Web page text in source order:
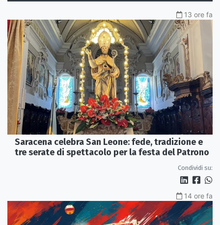
13 ore fa
Saracena celebra San Leone: fede, tradizione e
tre serate di spettacolo per la festa del Patrono
Condividi su:
14 ore fa